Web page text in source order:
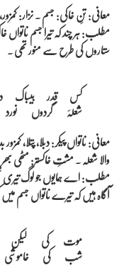
معانی: تنِ خاکی: جسم ۔ نزار:
مطلب: ہر چند کہ تیرا جسم ناتواں
ستاروں کی طرح سے منور تھی ۔
کس قدر بیباک
معانی: ناتواں پیکر: دبلا،
والا شعلہ ۔ مشتِ خاکستر: مٹھی
مطلب: اے ہمایوں جو لوگ
آگاہ ہیں کہ تیرے ناتواں جسم
موت کی لیکن